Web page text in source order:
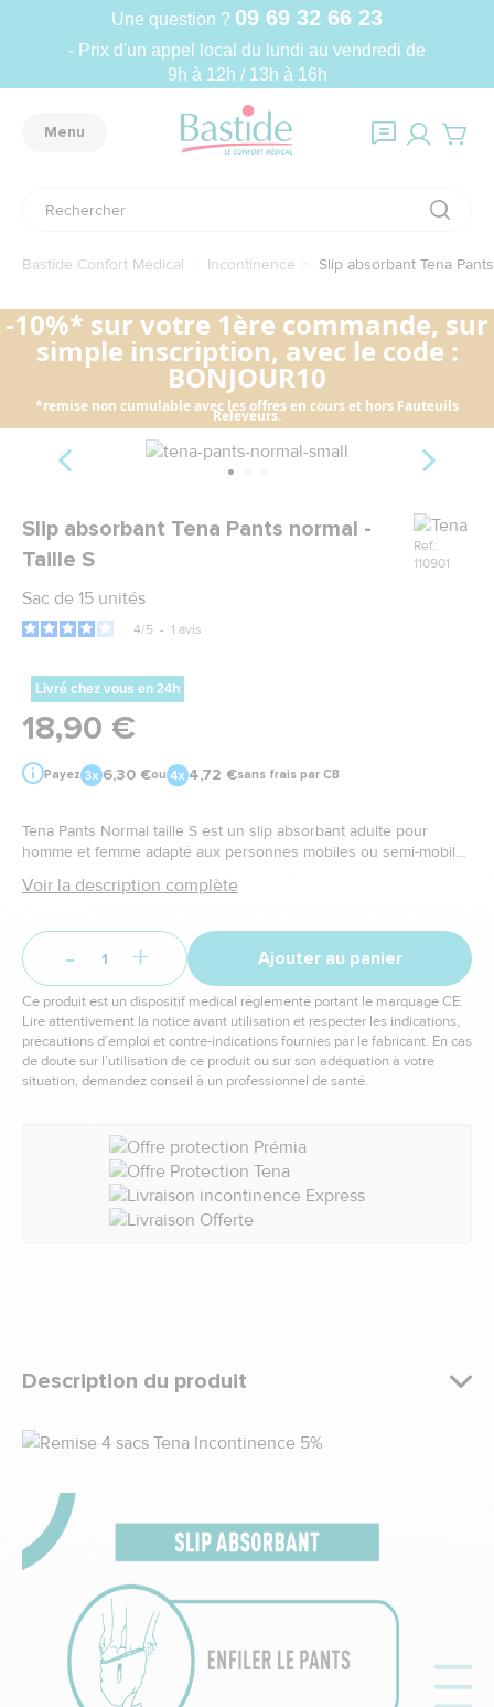
Une question ? 09 69 32 66 23
- Prix d'un appel local du lundi au vendredi de
9h à 12h / 13h à 16h
Menu
Bastide Confort Médical Incontinence Slip absorbant Tena
-10%* sur votre 1ère commande, sur
simple inscription, avec le code :
BONJOUR10
*remise non cumulable avec les offres en cours et hors Fauteuils
Releveurs.
Slip absorbant Tena Pants normal -
Taille S
Sac de 15 unités
Marque
Ref.:
110901
4/5 - 1 avis
Livré chez vous en 24h
18,90 €
Payez 6,30 €ou 4,72 €sans frais par CB
Tena Pants Normal taille S est un slip absorbant adulte pour
homme et femme adapté aux personnes mobiles ou semi-mobiles
incontinence s'ajuste naturellement à votre taille.
Voir la description complète
- + Ajouter au panier
Ce produit est un dispositif médical réglementé portant le marquage CE.
Lire attentivement la notice avant utilisation et respecter les indications,
précautions d’emploi et contre-indications fournies par le fabricant. En cas
de doute sur l’utilisation de ce produit ou sur son adéquation à votre
situation, demandez conseil à un professionnel de santé.
Description du produit